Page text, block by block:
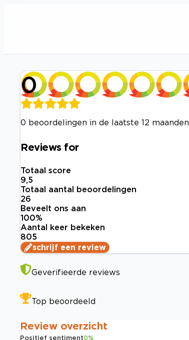
0
0 beoordelingen in de laatste 12 maanden
Reviews for
Totaal score
9,5
Totaal aantal beoordelingen
26
Beveelt ons aan
100%
Aantal keer bekeken
805
schrijf een review
Geverifieerde reviews
Top beoordeeld
Review overzicht
Positief sentiment0%